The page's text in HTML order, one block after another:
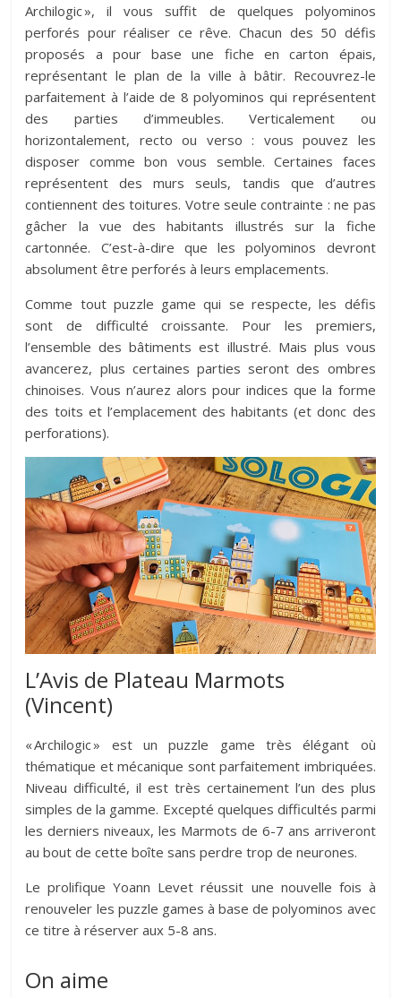
Archilogic », il vous suffit de quelques polyominos
perforés pour réaliser ce rêve. Chacun des 50 défis
proposés a pour base une fiche en carton épais,
représentant le plan de la ville à bâtir. Recouvrez-le
parfaitement à l’aide de 8 polyominos qui représentent
des parties d’immeubles. Verticalement ou
horizontalement, recto ou verso : vous pouvez les
disposer comme bon vous semble. Certaines faces
représentent des murs seuls, tandis que d’autres
contiennent des toitures. Votre seule contrainte : ne pas
gâcher la vue des habitants illustrés sur la fiche
cartonnée. C’est-à-dire que les polyominos devront
absolument être perforés à leurs emplacements.
Comme tout puzzle game qui se respecte, les défis
sont de difficulté croissante. Pour les premiers,
l’ensemble des bâtiments est illustré. Mais plus vous
avancerez, plus certaines parties seront des ombres
chinoises. Vous n’aurez alors pour indices que la forme
des toits et l’emplacement des habitants (et donc des
perforations).
L’Avis de Plateau Marmots
(Vincent)
« Archilogic » est un puzzle game très élégant où
thématique et mécanique sont parfaitement imbriquées.
Niveau difficulté, il est très certainement l’un des plus
simples de la gamme. Excepté quelques difficultés parmi
les derniers niveaux, les Marmots de 6-7 ans arriveront
au bout de cette boîte sans perdre trop de neurones.
Le prolifique Yoann Levet réussit une nouvelle fois à
renouveler les puzzle games à base de polyominos avec
ce titre à réserver aux 5-8 ans.
On aime